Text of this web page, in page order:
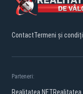
ContactTermeni și
Parteneri:
Realitatea.NETRealitatea